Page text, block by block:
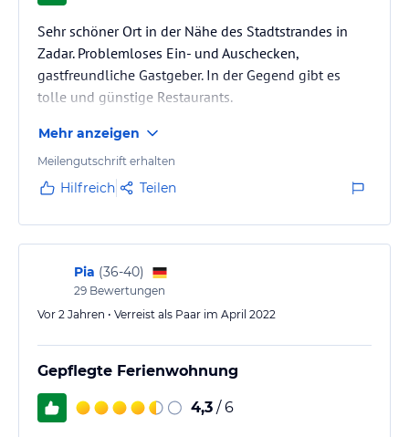
Sehr schöner Ort in der Nähe des Stadtstrandes in
Zadar. Problemloses Ein- und Auschecken,
gastfreundliche Gastgeber. In der Gegend gibt es
tolle und günstige Restaurants.
Mehr anzeigen
Meilengutschrift erhalten
Hilfreich Teilen
Pia (36-40)
29 Bewertungen
Vor 2 Jahren • Verreist als Paar im April 2022
Gepflegte Ferienwohnung
4,3 / 6